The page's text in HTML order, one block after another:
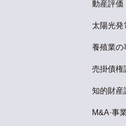
動産評価
太陽光発
養殖業の
売掛債権
知的財産
M&A·事